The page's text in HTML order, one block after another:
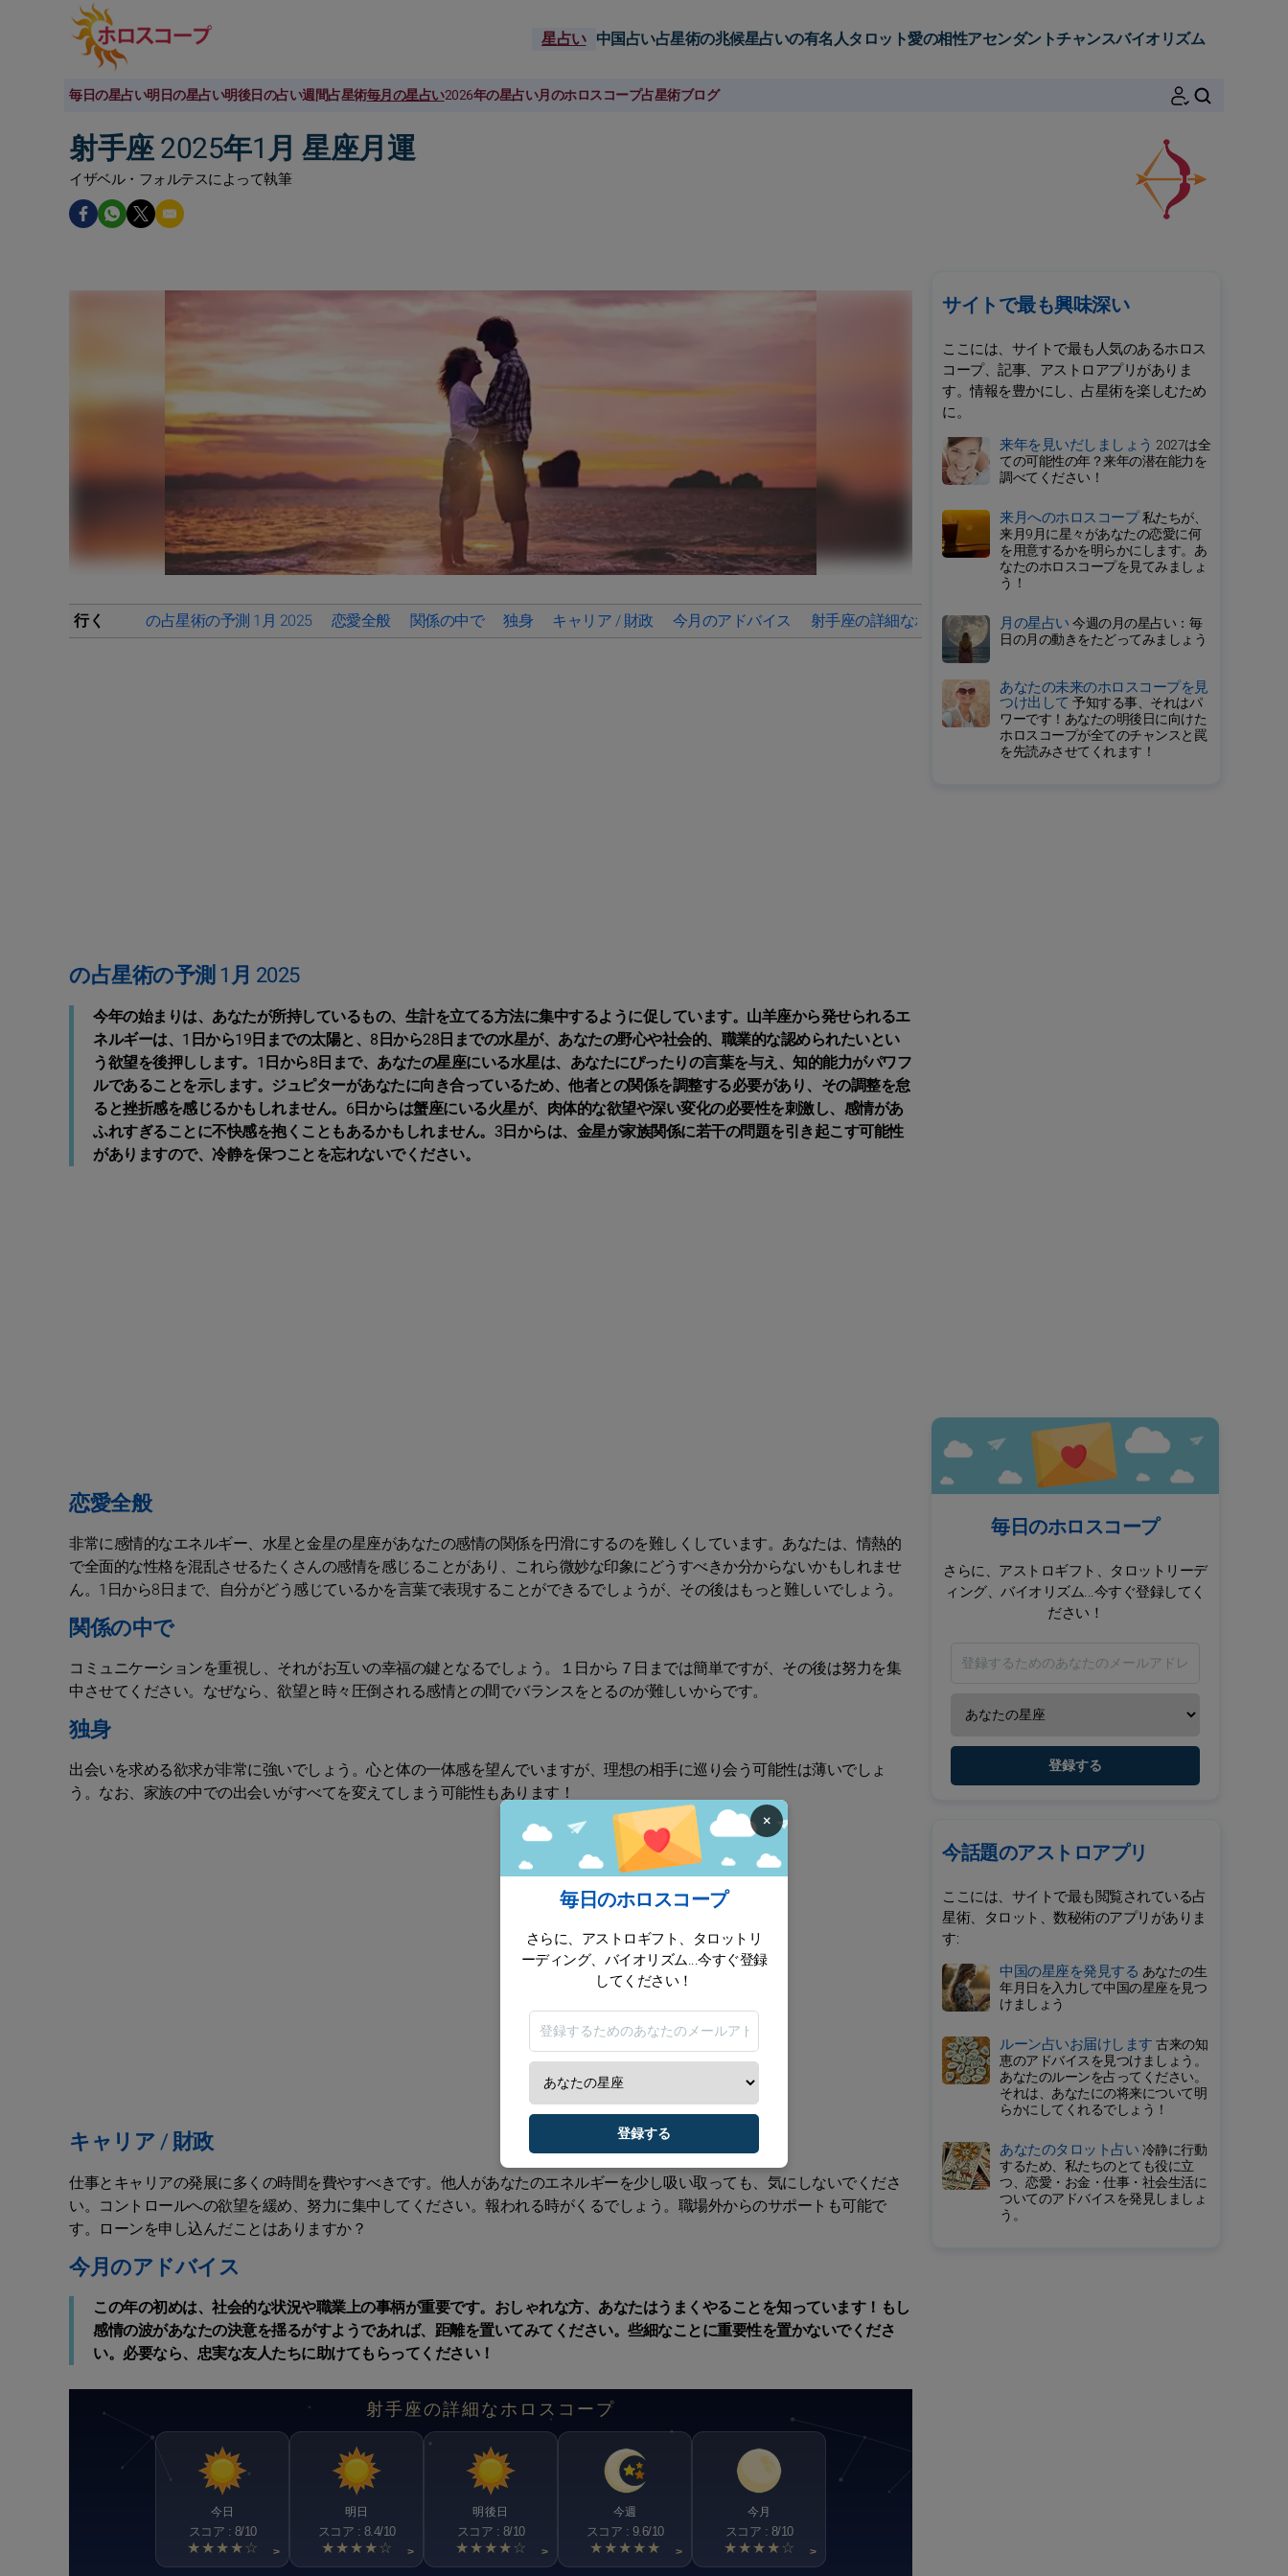
星占い 中国占い占星術の兆候星占いの有名人タロット愛の相性アセンダントチャンスバイオリズム
毎日の星占い明日の星占い明後日の占い週間占星術毎月の星占い2026年の星占い月のホロスコープ占星術ブログ
射手座 2025年1月 星座月運
イザベル・フォルテスによって執筆
行く の占星術の予測 1月 2025 恋愛全般 関係の中で 独身 キャリア / 財政 今月のアドバイス 射手座の詳細なホロスコープ 2025年の毎月の星占い
の占星術の予測 1月 2025
今年の始まりは、あなたが所持しているもの、生計を立てる方法に集中するように促しています。山羊座から発せられるエ
ネルギーは、1日から19日までの太陽と、8日から28日までの水星が、あなたの野心や社会的、職業的な認められたいとい
う欲望を後押しします。1日から8日まで、あなたの星座にいる水星は、あなたにぴったりの言葉を与え、知的能力がパワフ
ルであることを示します。ジュピターがあなたに向き合っているため、他者との関係を調整する必要があり、その調整を怠
ると挫折感を感じるかもしれません。6日からは蟹座にいる火星が、肉体的な欲望や深い変化の必要性を刺激し、感情があ
ふれすぎることに不快感を抱くこともあるかもしれません。3日からは、金星が家族関係に若干の問題を引き起こす可能性
がありますので、冷静を保つことを忘れないでください。
恋愛全般
非常に感情的なエネルギー、水星と金星の星座があなたの感情の関係を円滑にするのを難しくしています。あなたは、情熱的
で全面的な性格を混乱させるたくさんの感情を感じることがあり、これら微妙な印象にどうすべきか分からないかもしれませ
ん。1日から8日まで、自分がどう感じているかを言葉で表現することができるでしょうが、その後はもっと難しいでしょう。
関係の中で
コミュニケーションを重視し、それがお互いの幸福の鍵となるでしょう。１日から７日までは簡単ですが、その後は努力を集
中させてください。なぜなら、欲望と時々圧倒される感情との間でバランスをとるのが難しいからです。
独身
出会いを求める欲求が非常に強いでしょう。心と体の一体感を望んでいますが、理想の相手に巡り会う可能性は薄いでしょ
う。なお、家族の中での出会いがすべてを変えてしまう可能性もあります！
キャリア / 財政
仕事とキャリアの発展に多くの時間を費やすべきです。他人があなたのエネルギーを少し吸い取っても、気にしないでくださ
い。コントロールへの欲望を緩め、努力に集中してください。報われる時がくるでしょう。職場外からのサポートも可能で
す。ローンを申し込んだことはありますか？
今月のアドバイス
この年の初めは、社会的な状況や職業上の事柄が重要です。おしゃれな方、あなたはうまくやることを知っています！もし
感情の波があなたの決意を揺るがすようであれば、距離を置いてみてください。些細なことに重要性を置かないでくださ
い。必要なら、忠実な友人たちに助けてもらってください！
射手座の詳細なホロスコープ
今日
スコア : 8/10
★★★★☆ >
明日
スコア : 8.4/10
★★★★☆ >
明後日
スコア : 8/10
★★★★☆ >
今週
スコア : 9.6/10
★★★★★ >
今月
スコア : 8/10
★★★★☆ >
サイトで最も興味深い
ここには、サイトで最も人気のあるホロス
コープ、記事、アストロアプリがありま
す。情報を豊かにし、占星術を楽しむため
に。
来年を見いだしましょう 2027は全
ての可能性の年？来年の潜在能力を
調べてください！
来月へのホロスコープ私たちが、
来月9月に星々があなたの恋愛に何
を用意するかを明らかにします。あ
なたのホロスコープを見てみましょ
う！
月の星占い今週の月の星占い：毎
日の月の動きをたどってみましょう
あなたの未来のホロスコープを見
つけ出して 予知する事、それはパ
ワーです！あなたの明後日に向けた
ホロスコープが全てのチャンスと罠
を先読みさせてくれます！
毎日のホロスコープ
さらに、アストロギフト、タロットリーデ
ィング、バイオリズム...今すぐ登録してく
ださい！
登録する
今話題のアストロアプリ
ここには、サイトで最も閲覧されている占
星術、タロット、数秘術のアプリがありま
す:
中国の星座を発見する あなたの生
年月日を入力して中国の星座を見つ
けましょう
ルーン占いお届けします古来の知
恵のアドバイスを見つけましょう。
あなたのルーンを占ってください。
それは、あなたにの将来について明
らかにしてくれるでしょう！
あなたのタロット占い冷静に行動
するため、私たちのとても役に立
つ、恋愛・お金・仕事・社会生活に
ついてのアドバイスを発見しましょ
う。
×
毎日のホロスコープ
さらに、アストロギフト、タロットリ
ーディング、バイオリズム...今すぐ登録
してください！
登録する